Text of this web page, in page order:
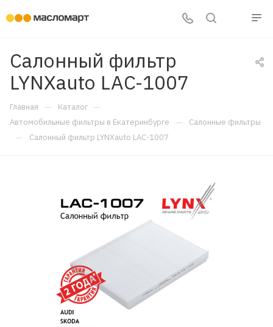
Салонный фильтр
LYNXauto LAC-1007
Главная — Каталог —
Автомобильные фильтры в Екатеринбурге — Салонные фильтры
— Салонный фильтр LYNXauto LAC-1007